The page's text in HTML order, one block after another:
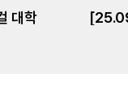
대학